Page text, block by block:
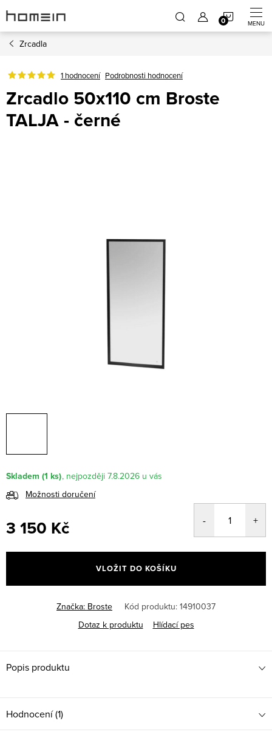
na
obsah
Zrcadla
1 hodnocení Podrobnosti hodnocení
Zrcadlo 50x110 cm Broste
TALJA - černé
Skladem (1 ks)
7.8.2026
Možnosti doručení
3 150 Kč
cena:
VLOŽIT DO KOŠÍKU
Značka: Broste Kód produktu: 14910037
Dotaz k produktu
Hlídací pes
Popis produktu
Hodnocení (1)